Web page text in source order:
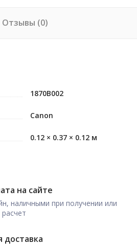
Отзывы (0)
1870B002
Canon
0.12 × 0.37 × 0.12 м
на сайте
наличными при получении или
доставка